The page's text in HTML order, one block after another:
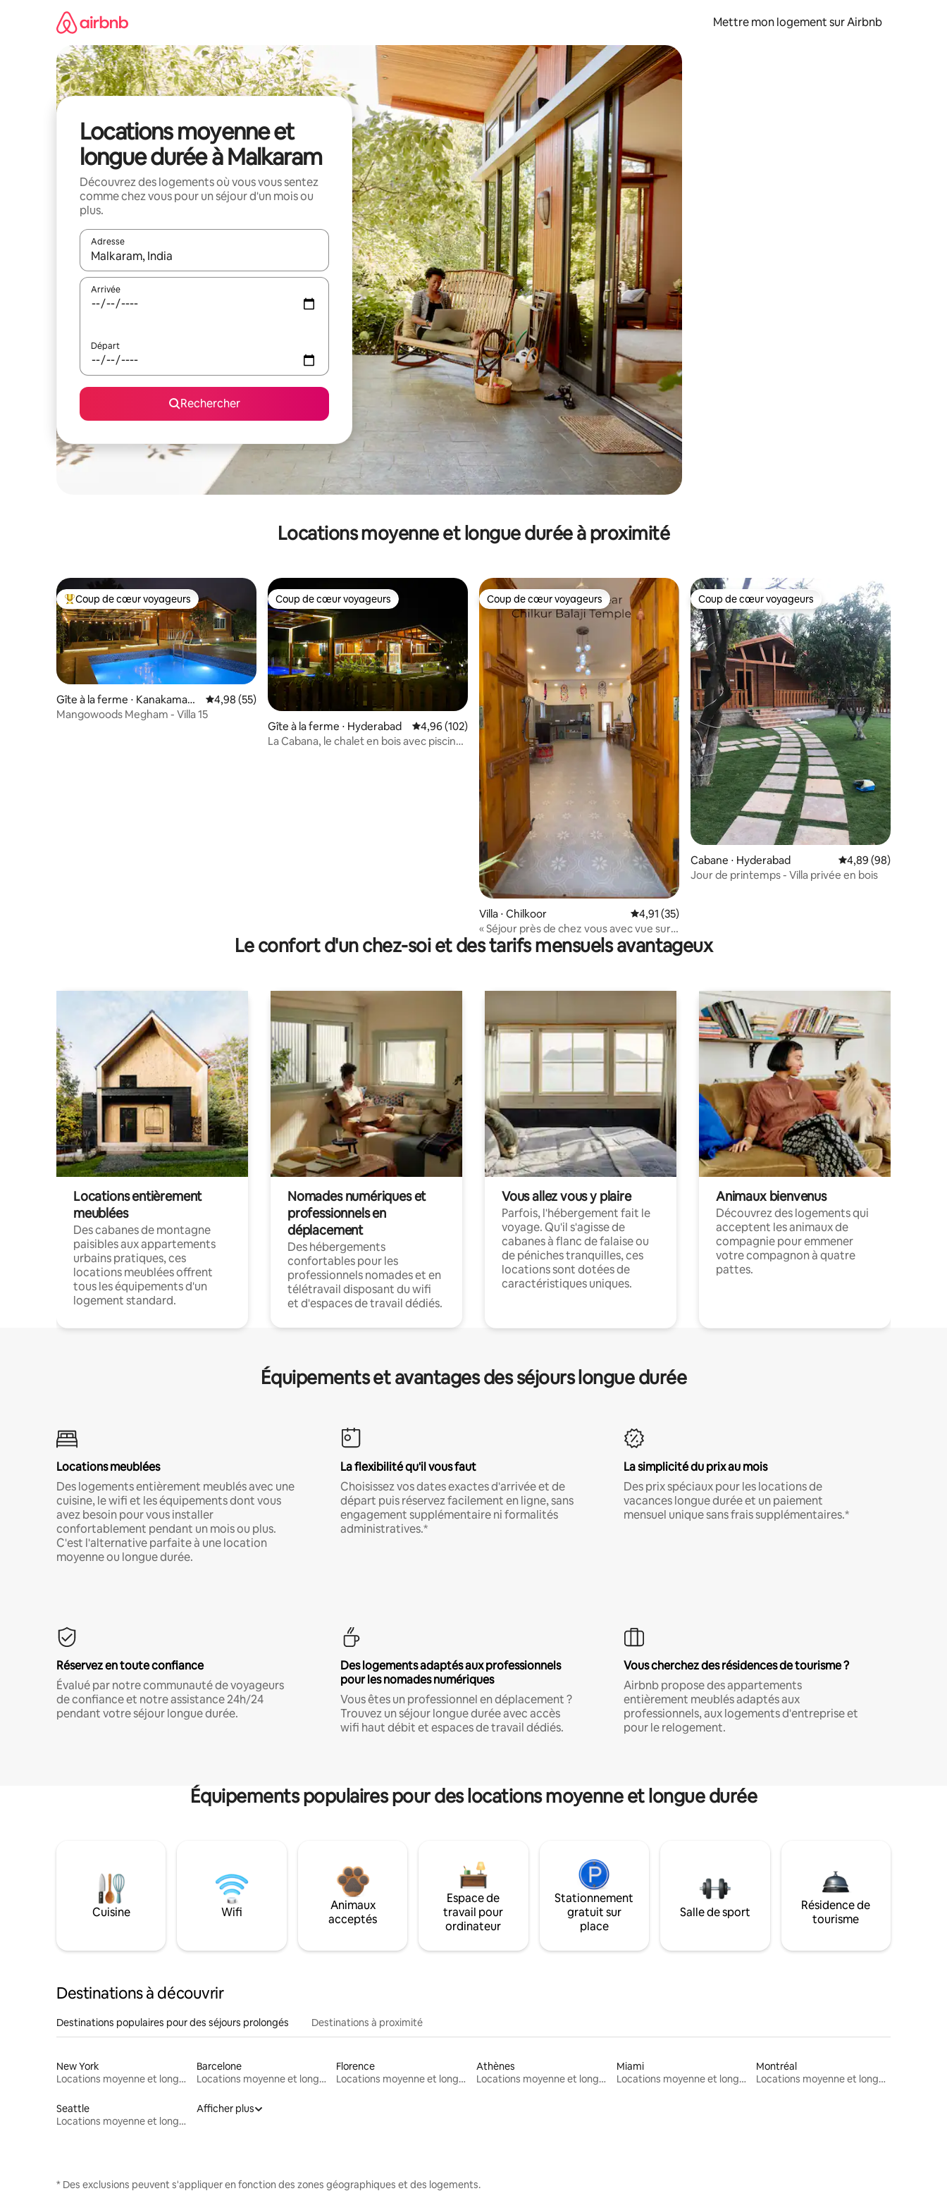
Mettre mon logement sur Airbnb
Locations moyenne et
longue durée à Malkaram
Découvrez des logements où vous vous sentez
comme chez vous pour un séjour d'un mois ou
plus.
Adresse
Lorsque les résultats s'affichent, utilisez les flèches vers le haut et vers le bas pour les parcourir ou en appuyant et en faisant glisser.
Arrivée
Départ
Rechercher
Locations moyenne et longue durée à proximité
Coups de cœur voyageurs les plus appréciés
Coup de cœur voyageurs
Gîte à la ferme ⋅ Kanakamami
di
Évaluation moyenne sur la base de 55 commentaires : 4,98 sur 5
4,98 (55)
Mangowoods Megham - Villa 15
Coup de cœur voyageurs
Coup de cœur voyageurs
Gîte à la ferme ⋅ Hyderabad Évaluation moyenne sur la base de 102 commentaires : 4,96 sur 5
4,96 (102)
La Cabana, le chalet en bois avec piscine
Coup de cœur voyageurs
Coup de cœur voyageurs
Villa ⋅ Chilkoor Évaluation moyenne sur la base de 35 commentaires : 4,91 sur 5
4,91 (35)
« Séjour près de chez vous avec vue sur
le lac privé, près d'Hyderabad »
Coup de cœur voyageurs
Coup de cœur voyageurs
Cabane ⋅ Hyderabad Évaluation moyenne
4,89 (98)
Jour de printemps - Villa privée en bois
Le confort d'un chez-soi et des tarifs mensuels avantageux
Locations entièrement
meublées
Des cabanes de montagne
paisibles aux appartements
urbains pratiques, ces
locations meublées offrent
tous les équipements d'un
logement standard.
Nomades numériques et
professionnels en
déplacement
Des hébergements
confortables pour les
professionnels nomades et en
télétravail disposant du wifi
et d'espaces de travail dédiés.
Vous allez vous y plaire
Parfois, l'hébergement fait le
voyage. Qu'il s'agisse de
cabanes à flanc de falaise ou
de péniches tranquilles, ces
locations sont dotées de
caractéristiques uniques.
Animaux bienvenus
Découvrez des logements qui
acceptent les animaux de
compagnie pour emmener
votre compagnon à quatre
pattes.
Équipements et avantages des séjours longue durée
Locations meublées
Des logements entièrement meublés avec une
cuisine, le wifi et les équipements dont vous
avez besoin pour vous installer
confortablement pendant un mois ou plus.
C'est l'alternative parfaite à une location
moyenne ou longue durée.
La flexibilité qu'il vous faut
Choisissez vos dates exactes d'arrivée et de
départ puis réservez facilement en ligne, sans
engagement supplémentaire ni formalités
administratives.*
La simplicité du prix au mois
Des prix spéciaux pour les locations de
vacances longue durée et un paiement
mensuel unique sans frais supplémentaires.*
Réservez en toute confiance
Évalué par notre communauté de voyageurs
de confiance et notre assistance 24h/24
pendant votre séjour longue durée.
Des logements adaptés aux professionnels
pour les nomades numériques
Vous êtes un professionnel en déplacement ?
Trouvez un séjour longue durée avec accès
wifi haut débit et espaces de travail dédiés.
Vous cherchez des résidences de tourisme ?
Airbnb propose des appartements
entièrement meublés adaptés aux
professionnels, aux logements d'entreprise et
pour le relogement.
Équipements populaires pour des locations moyenne et longue durée
Cuisine Wifi
Animaux
acceptés
Espace de
travail pour
ordinateur
Stationnement
gratuit sur
place
Salle de sport
Résidence de
tourisme
Destinations à découvrir
Destinations populaires pour des séjours prolongés Destinations à proximité
New York
Locations moyenne et longue durée
Barcelone
Locations moyenne et longue durée
Florence
Locations moyenne et longue durée
Athènes
Locations moyenne et longue durée
Miami
Locations moyenne et longue durée
Montréal
Locations moyenne et longue durée
Seattle
Locations moyenne et longue durée
Afficher plus
* Des exclusions peuvent s'appliquer en fonction des zones géographiques et des logements.